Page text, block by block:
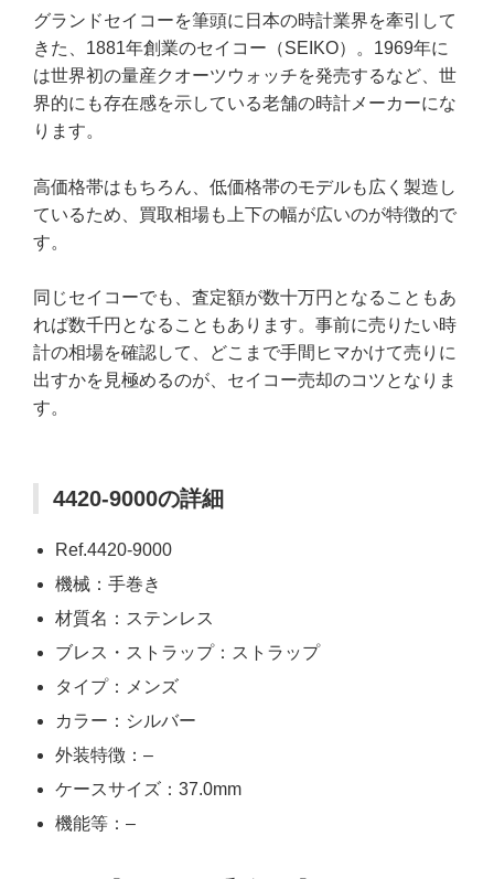
グランドセイコーを筆頭に日本の時計業界を牽引して
きた、1881年創業のセイコー（SEIKO）。1969年に
は世界初の量産クオーツウォッチを発売するなど、世
界的にも存在感を示している老舗の時計メーカーにな
ります。
高価格帯はもちろん、低価格帯のモデルも広く製造し
ているため、買取相場も上下の幅が広いのが特徴的で
す。
同じセイコーでも、査定額が数十万円となることもあ
れば数千円となることもあります。事前に売りたい時
計の相場を確認して、どこまで手間ヒマかけて売りに
出すかを見極めるのが、セイコー売却のコツとなりま
す。
4420-9000の詳細
Ref.4420-9000
機械：手巻き
材質名：ステンレス
ブレス・ストラップ：ストラップ
タイプ：メンズ
カラー：シルバー
外装特徴：–
ケースサイズ：37.0mm
機能等：–